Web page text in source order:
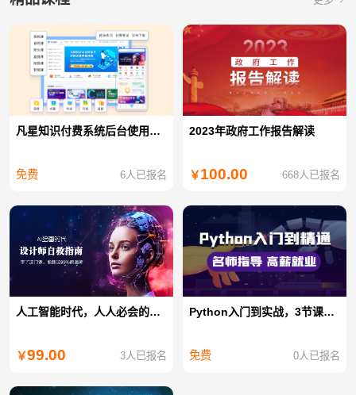
凡星知识付费系统后台使用教程
免费 6人已报名
2023年政府工作报告解读
￥100.00 668人已报名
人工智能时代，人人必会的AI绘画设计课
￥99.00 3人已报名
Python入门到实战，3节课化身为Python大神
免费 0人已报名